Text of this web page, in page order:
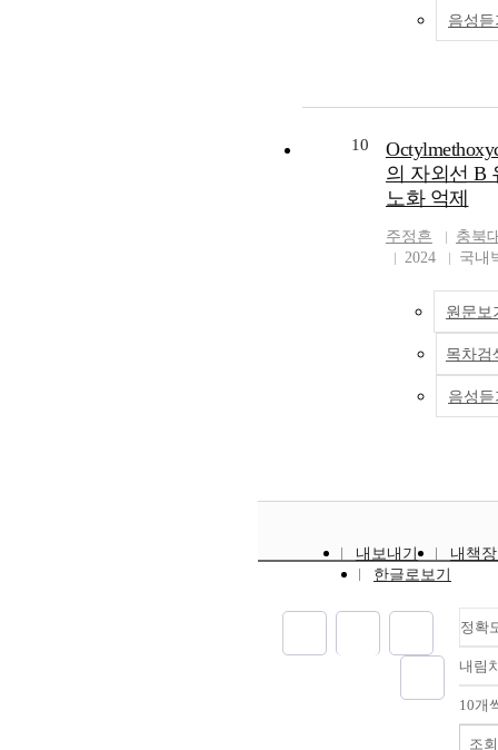
음성듣
10
의 자외선 B
노화 억제
주정흔
충북
2024
국내
원문보
목차검
음성듣
내보내기
내책
한글로보기
정확
내림
10개
조회